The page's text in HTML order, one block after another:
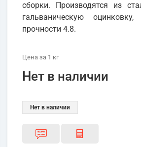
сборки. Производятся из
гальваническую
прочности 4.8.
Цена за 1 кг
Нет в наличии
Нет в наличии